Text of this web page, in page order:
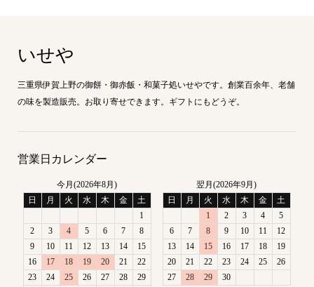
いせや
三重県伊賀上野の御餅・御赤飯・和菓子処いせやです。創業百余年、老舗
の味を製造販売。お取り寄せできます。ギフトにもどうぞ。
営業日カレンダー
今月(2026年8月)
日
月 火 水 木 金
土
1
2
3 4 5 6 7
8
9
10 11 12 13 14
15
16
17 18 19 20 21
22
23
24 25 26 27 28
29
翌月(2026年9月)
日
月 火 水 木 金
土
1
2 3 4
5
6
7 8 9 10 11
12
13
14 15 16 17 18
19
20
21 22 23 24 25
26
27
28 29 30